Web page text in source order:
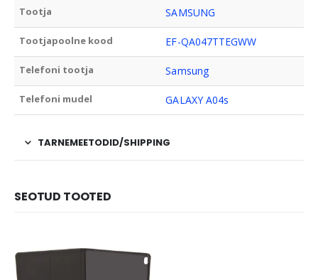
Tootja SAMSUNG
Tootjapoolne kood EF-QA047TTEGWW
Telefoni tootja Samsung
Telefoni mudel GALAXY A04s
TARNEMEETODID/SHIPPING
SEOTUD TOOTED